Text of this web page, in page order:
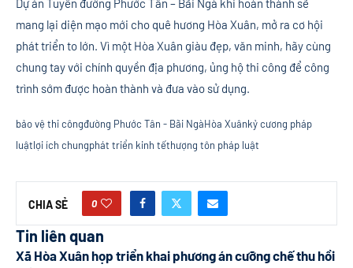
Dự án Tuyến đường Phước Tân – Bãi Ngà khi hoàn thành sẽ
mang lại diện mạo mới cho quê hương Hòa Xuân, mở ra cơ hội
phát triển to lớn. Vì một Hòa Xuân giàu đẹp, văn minh, hãy cùng
chung tay với chính quyền địa phương, ủng hộ thi công để công
trình sớm được hoàn thành và đưa vào sử dụng.
bảo vệ thi côngđường Phước Tân - Bãi NgàHòa Xuânkỷ cương pháp
luậtlợi ích chungphát triển kinh tếthượng tôn pháp luật
CHIA SẺ 0
Tin liên quan
Xã Hòa Xuân họp triển khai phương án cưỡng chế thu hồi